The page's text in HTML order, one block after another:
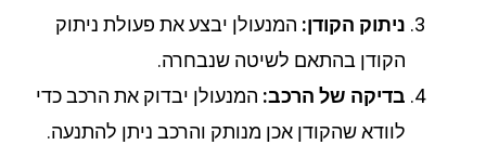
ניתוק הקודן:המנעולן יבצע את פעולת ניתוק
הקודן בהתאם לשיטה שנבחרה.
בדיקה של הרכב:המנעולן יבדוק את הרכב כדי
לוודא שהקודן אכן מנותק והרכב ניתן להתנעה.